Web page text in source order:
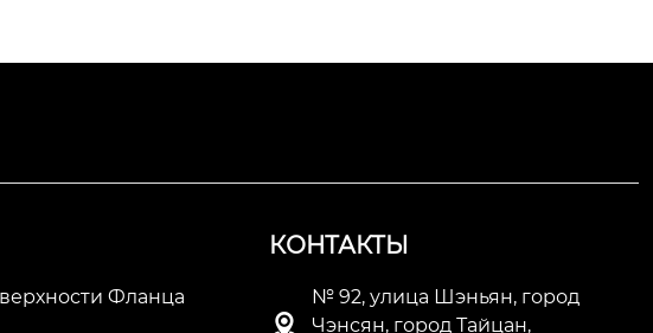
Фланца
КОНТАКТЫ

№ 92, улица Шэньян, город
Чэнсян, город Тайцан,